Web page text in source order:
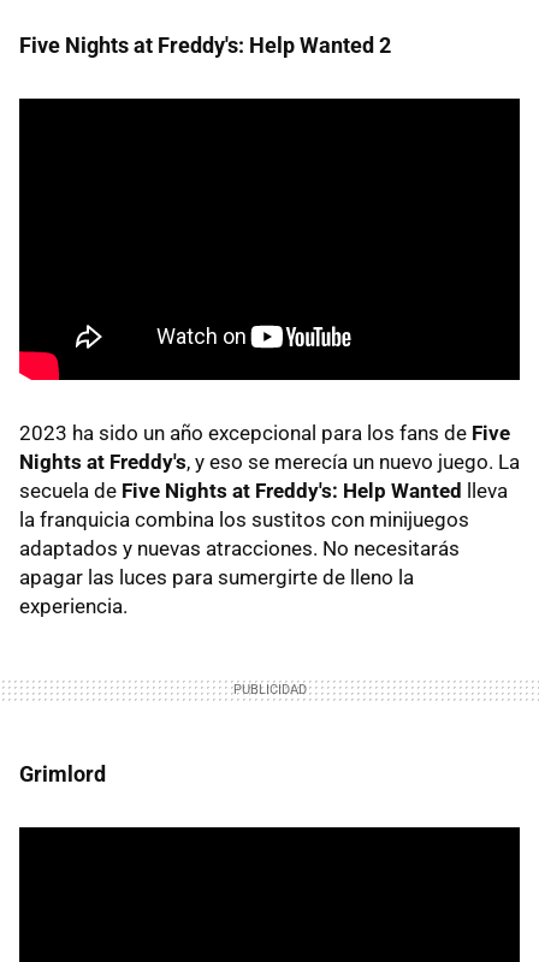
Five Nights at Freddy's: Help Wanted 2
2023 ha sido un año excepcional para los fans de Five
Nights at Freddy's, y eso se merecía un nuevo juego. La
secuela de Five Nights at Freddy's: Help Wanted lleva
la franquicia combina los sustitos con minijuegos
adaptados y nuevas atracciones. No necesitarás
apagar las luces para sumergirte de lleno la
experiencia.
Grimlord